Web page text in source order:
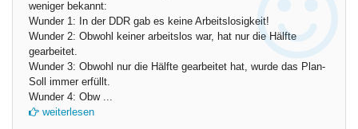
weniger bekannt:
Wunder 1: In der DDR gab es keine Arbeitslosigkeit!
Wunder 2: Obwohl keiner arbeitslos war, hat nur die Hälfte
gearbeitet.
Wunder 3: Obwohl nur die Hälfte gearbeitet hat, wurde das Plan-
Soll immer erfüllt.
Wunder 4: Obw ...
weiterlesen